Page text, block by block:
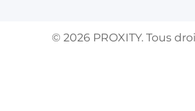
© 2026 PROXITY. Tous